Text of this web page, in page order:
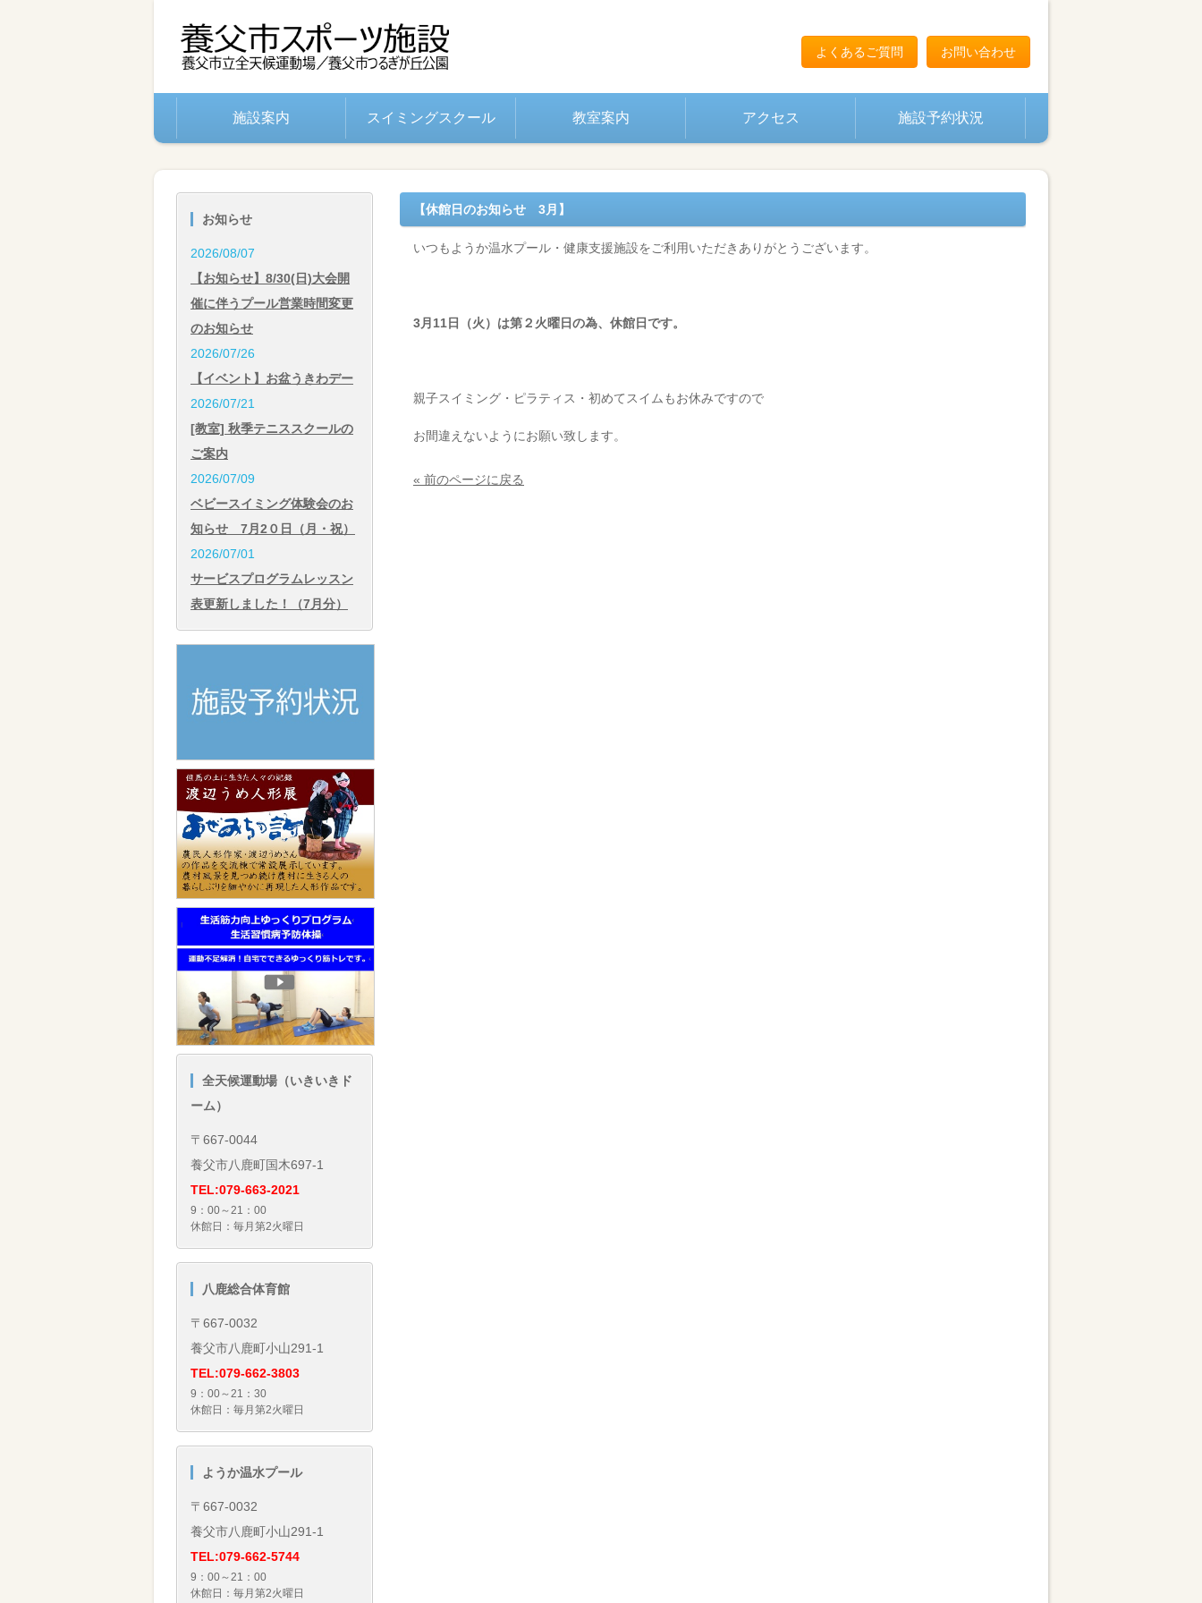
よくあるご質問 お問い合わせ
施設案内 スイミングスクール 教室案内 アクセス 施設予約状況
【休館日のお知らせ 3月】
いつもようか温水プール・健康支援施設をご利用いただきありがとうございます。
3月11日（火）は第２火曜日の為、 休館日です。
親子スイミング・ピラティス・初めてスイムもお休みですので
お間違えないようにお願い致します。
« 前のページに戻る
お知らせ
2026/08/07
【お知らせ】8/30(日)大会開
催に伴うプール営業時間変更
のお知らせ
2026/07/26
【イベント】お盆うきわデー
2026/07/21
[教室] 秋季テニススクールの
ご案内
2026/07/09
ベビースイミング体験会のお
知らせ 7月2０日（月・祝）
2026/07/01
サービスプログラムレッスン
表更新しました！（7月分）
全天候運動場（いきいきド
ーム）
〒667-0044
養父市八鹿町国木697-1
TEL:079-663-2021
9：00～21：00
休館日：毎月第2火曜日
八鹿総合体育館
〒667-0032
養父市八鹿町小山291-1
TEL:079-662-3803
9：00～21：30
休館日：毎月第2火曜日
ようか温水プール
〒667-0032
養父市八鹿町小山291-1
TEL:079-662-5744
9：00～21：00
休館日：毎月第2火曜日